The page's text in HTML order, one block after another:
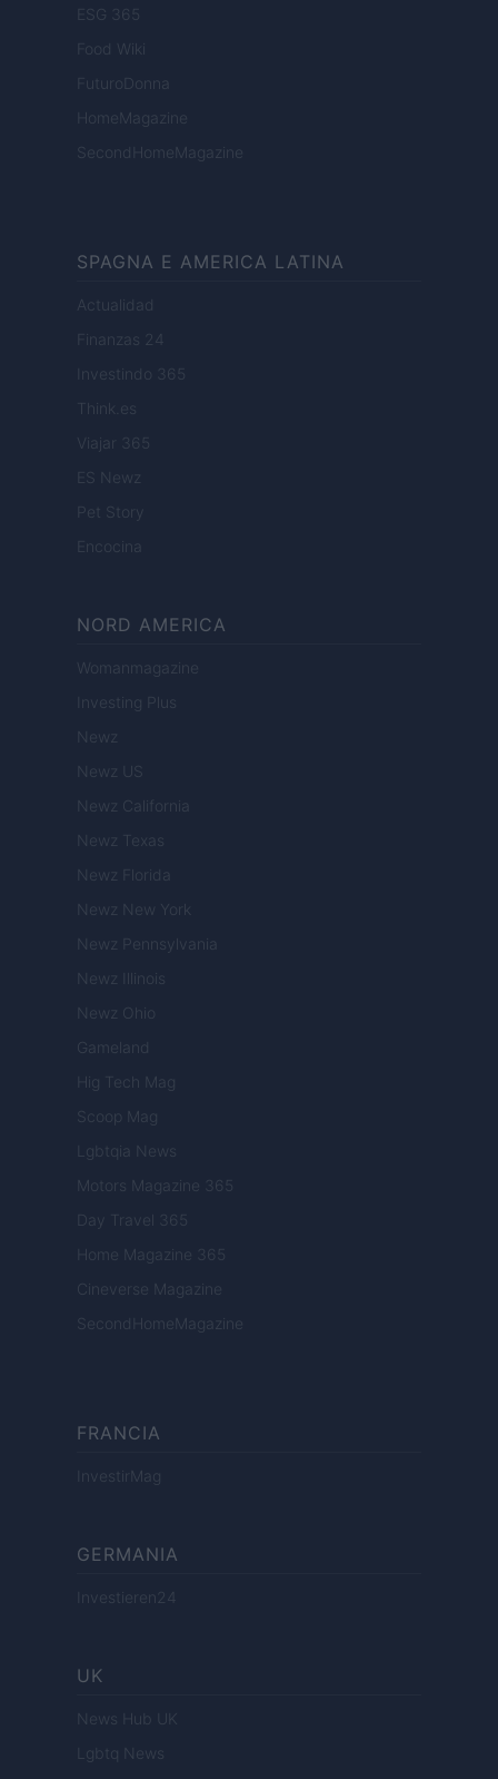
ESG 365
Food Wiki
FuturoDonna
HomeMagazine
SecondHomeMagazine
SPAGNA E AMERICA LATINA
Actualidad
Finanzas 24
Investindo 365
Think.es
Viajar 365
ES Newz
Pet Story
Encocina
NORD AMERICA
Womanmagazine
Investing Plus
Newz
Newz US
Newz California
Newz Texas
Newz Florida
Newz New York
Newz Pennsylvania
Newz Illinois
Newz Ohio
Gameland
Hig Tech Mag
Scoop Mag
Lgbtqia News
Motors Magazine 365
Day Travel 365
Home Magazine 365
Cineverse Magazine
SecondHomeMagazine
FRANCIA
InvestirMag
GERMANIA
Investieren24
UK
News Hub UK
Lgbtq News